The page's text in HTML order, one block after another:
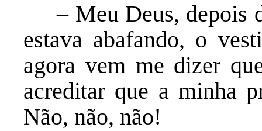
– Meu Deus, depois
estava abafando, o
agora vem me dizer
acreditar que a minha
Não, não, não!